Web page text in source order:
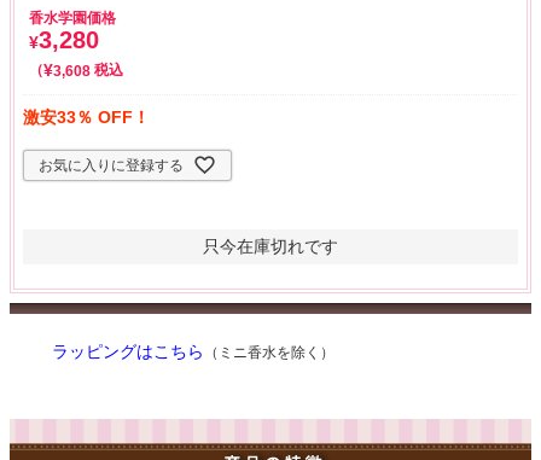
香水学園価格
¥3,280
¥3,608 税込
激安33％ OFF！
お気に入りに登録する
只今在庫切れです
ラッピングはこちら （ミニ香水を除く）